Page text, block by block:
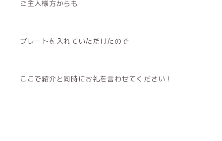
ご主人様方からも
プレートを入れていただけたので
ここで紹介と同時にお礼を言わせてください！